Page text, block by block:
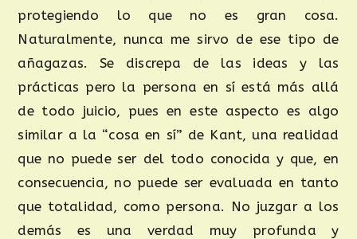
protegiendo lo que no es gran cosa.
Naturalmente, nunca me sirvo de ese tipo de
añagazas. Se discrepa de las ideas y las
prácticas pero la persona en sí está más allá
de todo juicio, pues en este aspecto es algo
similar a la “cosa en sí” de Kant, una realidad
que no puede ser del todo conocida y que, en
consecuencia, no puede ser evaluada en tanto
que totalidad, como persona. No juzgar a los
demás es una verdad muy profunda y